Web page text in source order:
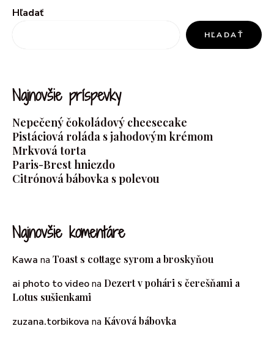
Hľadať
HĽADAŤ
Najnovšie príspevky
Nepečený čokoládový cheesecake
Pistáciová roláda s jahodovým krémom
Mrkvová torta
Paris-Brest hniezdo
Citrónová bábovka s polevou
Najnovšie komentáre
Kawa na Toast s cottage syrom a broskyňou
ai photo to videona Dezert v pohári s čerešňami a
Lotus sušienkami
zuzana.torbikova na Kávová bábovka